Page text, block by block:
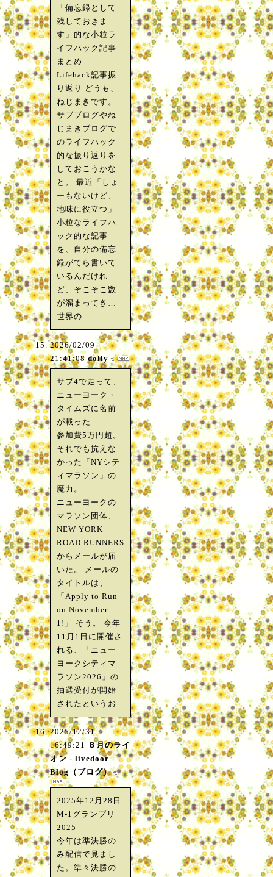
「備忘録として
残しておきま
す」的な小粒ラ
イフハック記事
まとめ
Lifehack記事振
り返り どうも、
ねじまきです。
サブブログやね
じまきブログで
のライフハック
的な振り返りを
しておこうかな
と。 最近「しょ
ーもないけど、
地味に役立つ」
小粒なライフハ
ック的な記事
を、自分の備忘
録がてら書いて
いるんだけれ
ど、そこそこ数
が溜まってき…
世界の
2026/02/09
21:41:08 dolly
サブ4で走って、
ニューヨーク・
タイムズに名前
が載った
参加費5万円超。
それでも抗えな
かった「NYシテ
ィマラソン」の
魔力。
ニューヨークの
マラソン団体、
NEW YORK
ROAD RUNNERS
からメールが届
いた。 メールの
タイトルは、
「Apply to Run
on November
1!」 そう。 今年
11月1日に開催さ
れる、「ニュー
ヨークシティマ
ラソン2026」の
抽選受付が開始
されたというお
2025/12/31
16:49:21
８月のライ
オン - livedoor
Blog（ブログ）
2025年12月28日
M-1グランプリ
2025
今年は準決勝の
み配信で見まし
た。準々決勝の